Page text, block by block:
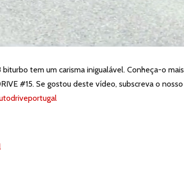
tem um carisma inigualável. Conheça-o mais
#15. Se gostou deste vídeo, subscreva o nosso